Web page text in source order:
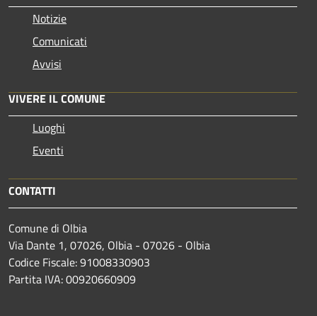
Notizie
Comunicati
Avvisi
VIVERE IL COMUNE
Luoghi
Eventi
CONTATTI
Comune di Olbia
Via Dante 1, 07026, Olbia - 07026 - Olbia
Codice Fiscale: 91008330903
Partita IVA: 00920660909